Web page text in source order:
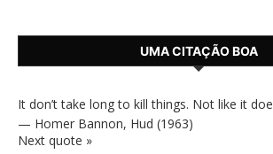
UMA CITAÇÃO BOA
It don’t take long to kill things. Not like it
— Homer Bannon, Hud (1963)
Next quote »